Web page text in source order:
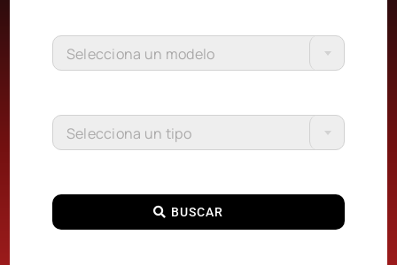
Selecciona un modelo
Selecciona un tipo
BUSCAR